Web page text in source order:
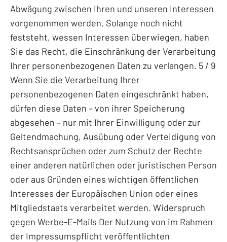
Abwägung zwischen Ihren und unseren Interessen
vorgenommen werden. Solange noch nicht
feststeht, wessen Interessen überwiegen, haben
Sie das Recht, die Einschränkung der Verarbeitung
Ihrer personenbezogenen Daten zu verlangen. 5 / 9
Wenn Sie die Verarbeitung Ihrer
personenbezogenen Daten eingeschränkt haben,
dürfen diese Daten – von ihrer Speicherung
abgesehen – nur mit Ihrer Einwilligung oder zur
Geltendmachung, Ausübung oder Verteidigung von
Rechtsansprüchen oder zum Schutz der Rechte
einer anderen natürlichen oder juristischen Person
oder aus Gründen eines wichtigen öffentlichen
Interesses der Europäischen Union oder eines
Mitgliedstaats verarbeitet werden. Widerspruch
gegen Werbe-E-Mails Der Nutzung von im Rahmen
der Impressumspflicht veröffentlichten